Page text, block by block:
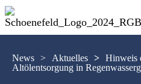
News > Aktuelles > Hinweis
Altölentsorgung in